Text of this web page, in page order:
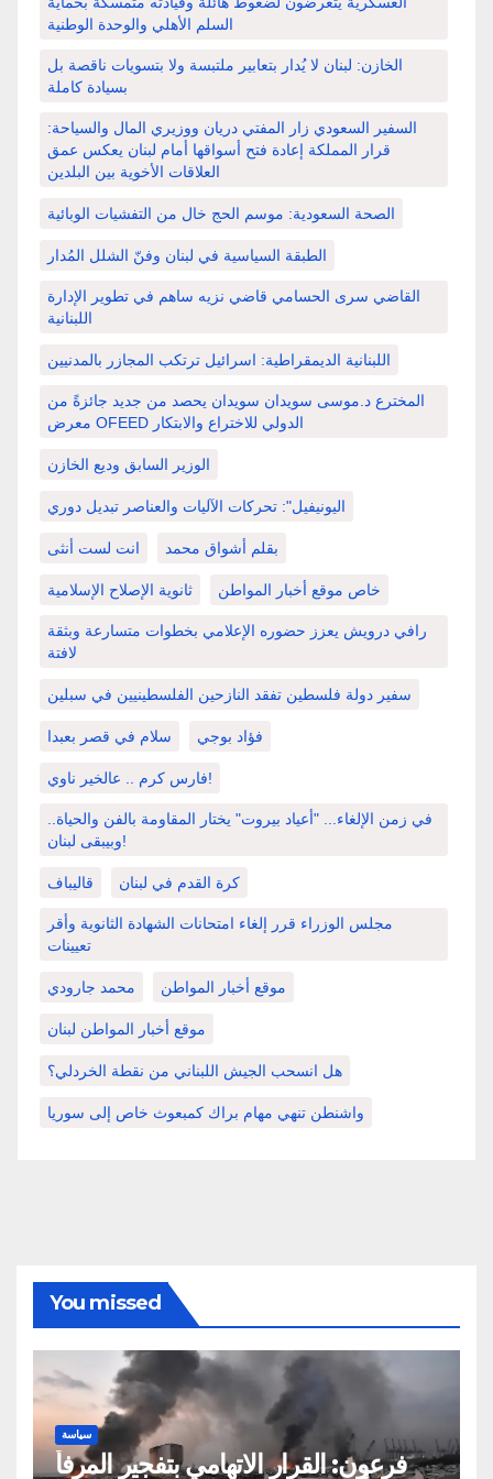
السلم الأهلي والوحدة الوطنية
الخازن: لبنان لا يُدار بتعابير ملتبسة ولا بتسويات ناقصة بل
بسيادة كاملة
السفير السعودي زار المفتي دريان ووزيري المال والسياحة:
قرار المملكة إعادة فتح أسواقها أمام لبنان يعكس عمق
العلاقات الأخوية بين البلدين
الصحة السعودية: موسم الحج خال من التفشيات الوبائية
الطبقة السياسية في لبنان وفنّ الشلل المُدار
القاضي سرى الحسامي قاضي نزيه ساهم في تطوير الإدارة
اللبنانية
اللبنانية الديمقراطية: اسرائيل ترتكب المجازر بالمدنيين
المخترع د.موسى سويدان سويدان يحصد من جديد جائزةً من
معرض OFEED الدولي للاختراع والابتكار
الوزير السابق وديع الخازن
اليونيفيل": تحركات الآليات والعناصر تبديل دوري
انت لست أنثى بقلم أشواق محمد
ثانوية الإصلاح الإسلامية خاص موقع أخبار المواطن
رافي درويش يعزز حضوره الإعلامي بخطوات متسارعة وبثقة
لافتة
سفير دولة فلسطين تفقد النازحين الفلسطينيين في سبلين
سلام في قصر بعبدا فؤاد بوجي
فارس كرم .. عالخير ناوي!
في زمن الإلغاء... "أعياد بيروت" يختار المقاومة بالفن والحياة..
وبيبقى لبنان!
قاليباف كرة القدم في لبنان
مجلس الوزراء قرر إلغاء امتحانات الشهادة الثانوية وأقر
تعيينات
محمد جارودي موقع أخبار المواطن
موقع أخبار المواطن لبنان
هل انسحب الجيش اللبناني من نقطة الخردلي؟
واشنطن تنهي مهام براك كمبعوث خاص إلى سوريا
You missed
سياسة
فرعون: القرار الاتهامي بتفجير المرفأ